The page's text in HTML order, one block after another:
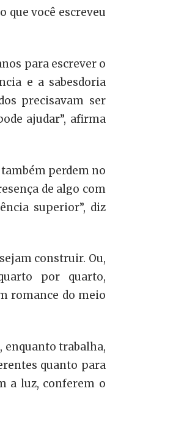
que você escreveu
para escrever o
e a sabesdoria
precisavam ser
ajudar”, afirma
perdem no
de algo com
superior”, diz
construir. Ou,
por quarto,
romance do meio
enquanto trabalha,
quanto para
a luz, conferem o